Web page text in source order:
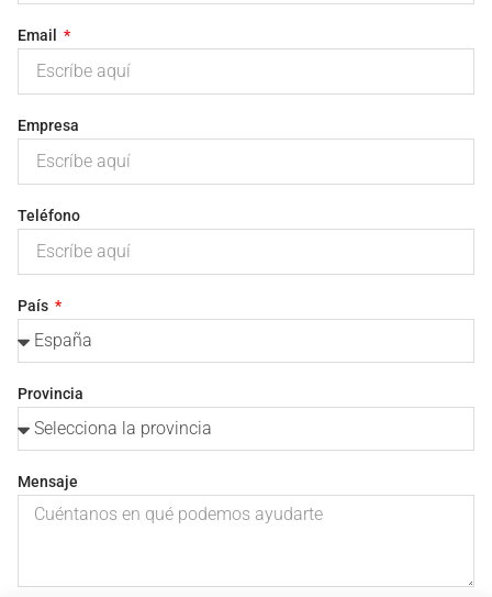
Email
Empresa
Teléfono
País
Provincia
Mensaje